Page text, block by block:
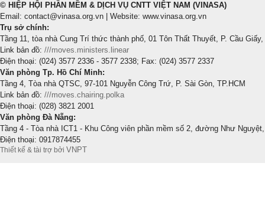
© HIỆP HỘI PHẦN MỀM & DỊCH VỤ CNTT VIỆT NAM (VINASA)
Email: contact@vinasa.org.vn | Website: www.vinasa.org.vn
Trụ sở chính:
Tầng 11, tòa nhà Cung Trí thức thành phố, 01 Tôn Thất Thuyết, P. Cầu Giấy,
Link bản đồ: ///moves.ministers.linear
Điện thoại: (024) 3577 2336 - 3577 2338; Fax: (024) 3577 2337
Văn phòng Tp. Hồ Chí Minh:
Tầng 4, Tòa nhà QTSC, 97-101 Nguyễn Công Trứ, P. Sài Gòn, TP.HCM
Link bản đồ: ///moves.chairing.polka
Điện thoại: (028) 3821 2001
Văn phòng Đà Nẵng:
Tầng 4 - Tòa nhà ICT1 - Khu Công viên phần mềm số 2, đường Như
Điện thoại: 0917874455
Thiết kế & tài trợ bởi VNPT